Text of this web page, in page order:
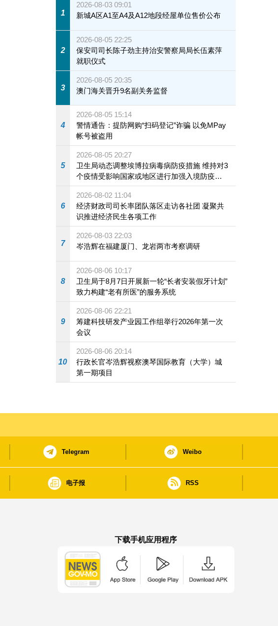
1
2026-08-03 09:01
新城A区A1至A4及A12地段经屋单位售价公布
2
2026-08-05 22:25
保安司司长陈子劲主持治安警察局局长伍素萍
就职仪式
3
2026-08-05 20:35
澳门海关晋升9名副关务监督
4
2026-08-05 15:14
警情通告：提防网购“扫码登记”诈骗 以免MPay
帐号被盗用
5
2026-08-05 20:27
卫生局动态调整埃博拉病毒病防疫措施 维持对3
个疫情受影响国家或地区进行加强入境防疫措
施
6
2026-08-02 11:04
经济财政司司长率团队落区走访各社团 凝聚共
识推进经济民生各项工作
7
2026-08-03 22:03
岑浩辉在福建厦门、龙岩两市考察调研
8
2026-08-06 10:17
卫生局于8月7日开展新一轮“长者安装假牙计划”
致力构建“老有所医”的服务系统
9
2026-08-06 22:21
筹建科技研发产业园工作组举行2026年第一次
会议
10
2026-08-06 20:14
行政长官岑浩辉视察澳琴国际教育（大学）城
第一期项目
Telegram Weibo
电子报 RSS
下载手机应用程序